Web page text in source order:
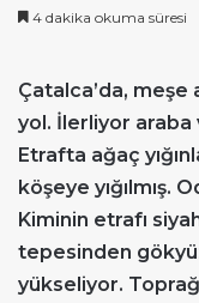
4 dakika okuma süresi
Çatalca’da, meşe
yol. İlerliyor
Etrafta ağaç
köşeye yığılmış.
Kiminin etrafı
tepesinden
yükseliyor.